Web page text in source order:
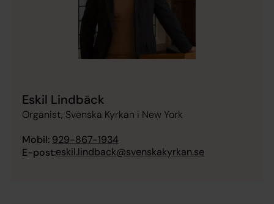
Eskil Lindbäck
Organist, Svenska Kyrkan i New York
Mobil: 929-867-1934
E-post:eskil.lindback@svenskakyrkan.se